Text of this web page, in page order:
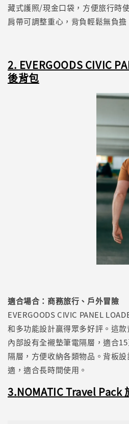
藏式護照/現金口袋，方便旅行時
肩帶可調整重心，背負輕鬆無負擔
2. EVERGOODS CIVIC
後背包
適合場合：商務旅行、戶外冒險
EVERGOODS CIVIC PANEL
和多功能設計贏得眾多好評。這款
內部設有全襯墊筆電隔層，適合
隔層，方便收納各類物品。背板
適，適合長時間使用。
3.NOMATIC Travel Pack